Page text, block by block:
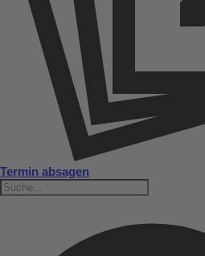
Termin absagen